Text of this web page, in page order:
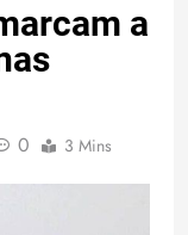
a
0 3 Mins